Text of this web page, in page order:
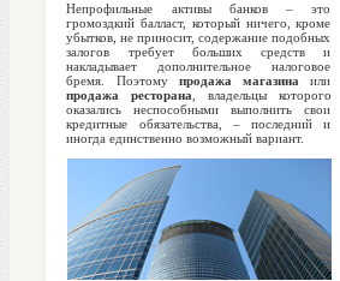
Непрофильные активы банков – это
громоздкий балласт, который ничего, кроме
убытков, не приносит, содержание подобных
залогов требует больших средств и
накладывает дополнительное налоговое
бремя. Поэтому продажа магазина
или
продажа ресторана , владельцы которого
оказались неспособными выполнить свои
кредитные обязательства, – последний и
иногда единственно возможный вариант.